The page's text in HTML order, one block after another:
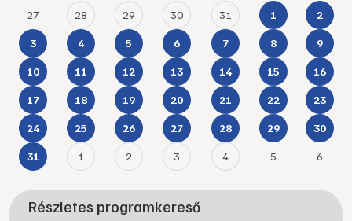
27 28 29 30 31 1 2
3 4 5 6 7 8 9
10 11 12 13 14 15 16
17 18 19 20 21 22 23
24 25 26 27 28 29 30
31 1 2 3 4 5 6
Részletes programkereső